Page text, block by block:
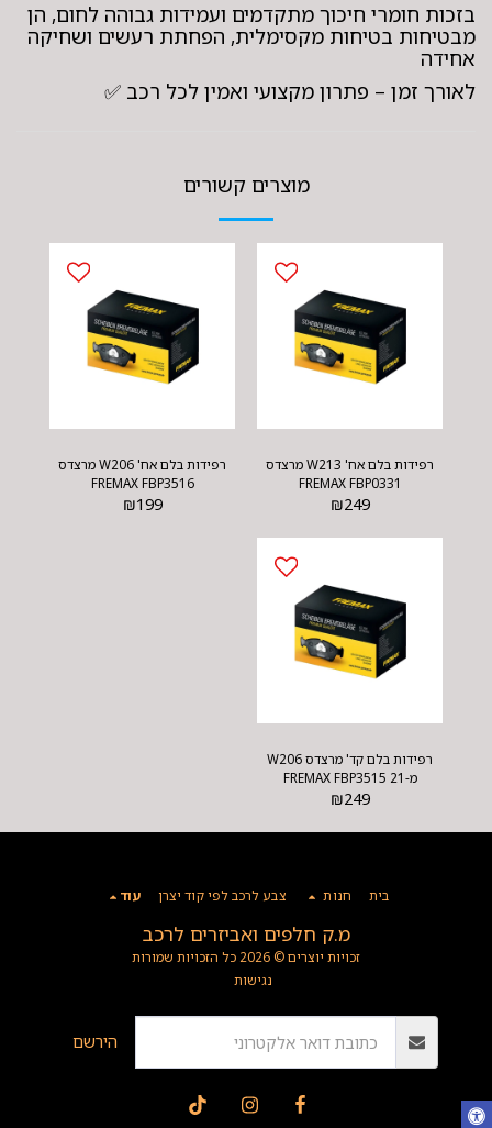
בזכות חומרי חיכוך מתקדמים ועמידות גבוהה לחום, הן
מבטיחות בטיחות מקסימלית, הפחתת רעשים ושחיקה
אחידה
לאורך זמן – פתרון מקצועי ואמין לכל רכב ✅
מוצרים קשורים
רפידות בלם אח' W213 מרצדס
FREMAX FBP0331
₪249
רפידות בלם אח' W206 מרצדס
FREMAX FBP3516
₪199
רפידות בלם קד' מרצדס W206
מ-21 FREMAX FBP3515
₪249
מ.ק חלפים ואביזרים לרכב
זכויות יוצרים © 2026 כל הזכויות שמורות
נגישות
בית חנות צבע לרכב לפי קוד יצרן עוד
הירשם